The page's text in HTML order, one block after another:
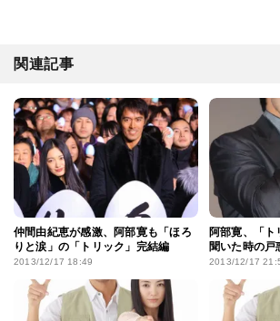
関連記事
仲間由紀恵が感激、阿部寛も「ほろ
りと涙」の「トリック」完結編
2013/12/17 18:49
阿部寛、「ト
聞いた時の戸
2013/12/17